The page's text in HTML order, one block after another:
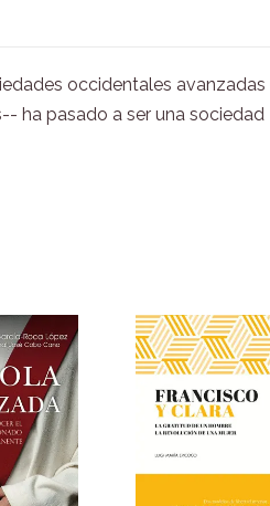
occidentales
ha pasado a ser una sociedad